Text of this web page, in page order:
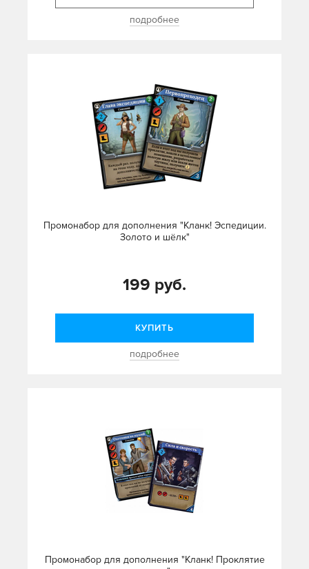
подробнее
Промонабор для дополнения "Кланк! Эспедиции.
Золото и шёлк"
199 руб.
КУПИТЬ
подробнее
Промонабор для дополнения "Кланк! Проклятие